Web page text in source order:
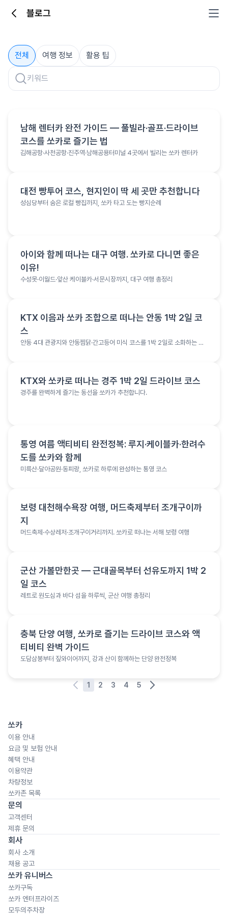
블로그
블로그
전체 여행 정보 활용 팁
여행 정보
남해 렌터카 완전 가이드 — 풀빌라·골프·드라이브
코스를 쏘카로 즐기는 법
김해공항·사천공항·진주역·남해공용터미널 4곳에서 빌리는 쏘카 렌터카
여행 정보
대전 빵투어 코스, 현지인이 딱 세 곳만 추천합니다
성심당부터 숨은 로컬 빵집까지, 쏘카 타고 도는 빵지순례
여행 정보
아이와 함께 떠나는 대구 여행. 쏘카로 다니면 좋은
이유!
수성못·이월드·앞산 케이블카·서문시장까지, 대구 여행 총정리
여행 정보
KTX 이음과 쏘카 조합으로 떠나는 안동 1박 2일 코
스
안동 4대 관광지와 안동찜닭·간고등어 미식 코스를 1박 2일로 소화하는 여
여행 정보
KTX와 쏘카로 떠나는 경주 1박 2일 드라이브 코스
경주를 완벽하게 즐기는 동선을 쏘카가 추천합니다.
여행 정보
통영 여름 액티비티 완전정복: 루지·케이블카·한려수
도를 쏘카와 함께
미륵산·달아공원·동피랑, 쏘카로 하루에 완성하는 통영 코스
여행 정보
보령 대천해수욕장 여행, 머드축제부터 조개구이까
지
머드축제·수상레저·조개구이거리까지. 쏘카로 떠나는 서해 보령 여행
여행 정보
군산 가볼만한곳 — 근대골목부터 선유도까지 1박 2
일 코스
레트로 원도심과 바다 섬을 하루씩, 군산 여행 총정리
여행 정보
충북 단양 여행, 쏘카로 즐기는 드라이브 코스와 액
티비티 완벽 가이드
도담삼봉부터 짚와이어까지, 강과 산이 함께하는 단양 완전정복
1 2 3 4 5
쏘카
이용 안내
요금 및 보험 안내
혜택 안내
이용약관
차량정보
쏘카존 목록
문의
고객센터
제휴 문의
회사
회사 소개
채용 공고
쏘카 유니버스
쏘카구독
쏘카 엔터프라이즈
모두의주차장